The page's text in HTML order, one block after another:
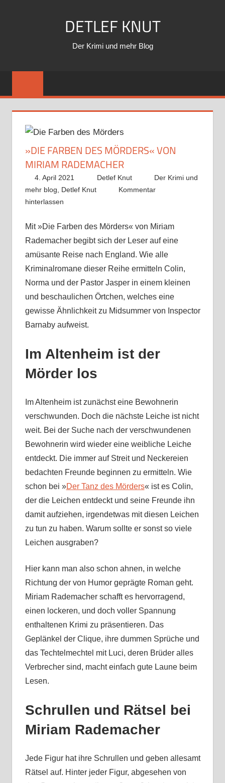
DETLEF KNUT
Der Krimi und mehr Blog
»DIE FARBEN DES MÖRDERS« VON
MIRIAM RADEMACHER
4. April 2021 Detlef Knut
Der Krimi und
mehr blog, Detlef Knut
Kommentar
hinterlassen
Mit »Die Farben des Mörders« von Miriam
Rademacher begibt sich der Leser auf eine
amüsante Reise nach England. Wie alle
Kriminalromane dieser Reihe ermitteln Colin,
Norma und der Pastor Jasper in einem kleinen
und beschaulichen Örtchen, welches eine
gewisse Ähnlichkeit zu Midsummer von Inspector
Barnaby aufweist.
Im Altenheim ist der
Mörder los
Im Altenheim ist zunächst eine Bewohnerin
verschwunden. Doch die nächste Leiche ist nicht
weit. Bei der Suche nach der verschwundenen
Bewohnerin wird wieder eine weibliche Leiche
entdeckt. Die immer auf Streit und Neckereien
bedachten Freunde beginnen zu ermitteln. Wie
schon bei »Der Tanz des Mörders« ist es Colin,
der die Leichen entdeckt und seine Freunde ihn
damit aufziehen, irgendetwas mit diesen Leichen
zu tun zu haben. Warum sollte er sonst so viele
Leichen ausgraben?
Hier kann man also schon ahnen, in welche
Richtung der von Humor geprägte Roman geht.
Miriam Rademacher schafft es hervorragend,
einen lockeren, und doch voller Spannung
enthaltenen Krimi zu präsentieren. Das
Geplänkel der Clique, ihre dummen Sprüche und
das Techtelmechtel mit Luci, deren Brüder alles
Verbrecher sind, macht einfach gute Laune beim
Lesen.
Schrullen und Rätsel bei
Miriam Rademacher
Jede Figur hat ihre Schrullen und geben allesamt
Rätsel auf. Hinter jeder Figur, abgesehen von